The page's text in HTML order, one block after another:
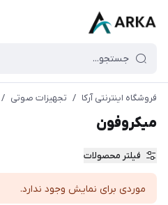
فروشگاه اینترنتی آرکا / تجهیزات صوتی /
میکروفون
فیلتر محصولات
موردی برای نمایش وجود ندارد.